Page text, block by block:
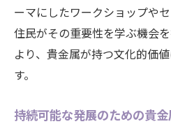
地域資源を活用した
歴史から学ぶ地域資
ーマにしたワークショップや
住民がその重要性を学ぶ機会
より、貴金属が持つ文化的価
す。
持続可能な発展のための貴